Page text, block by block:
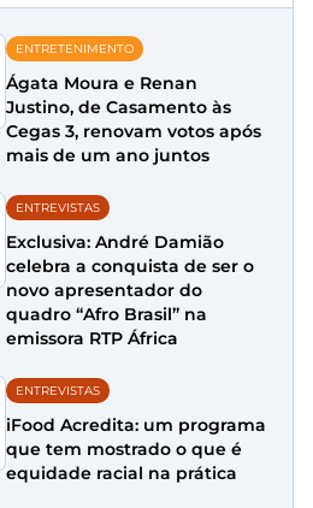
ENTRETENIMENTO
Ágata Moura e Renan
Justino, de Casamento às
Cegas 3, renovam votos após
mais de um ano juntos
ENTREVISTAS
Exclusiva: André Damião
celebra a conquista de ser o
novo apresentador do
quadro “Afro Brasil” na
emissora RTP África
ENTREVISTAS
iFood Acredita: um programa
que tem mostrado o que é
equidade racial na prática